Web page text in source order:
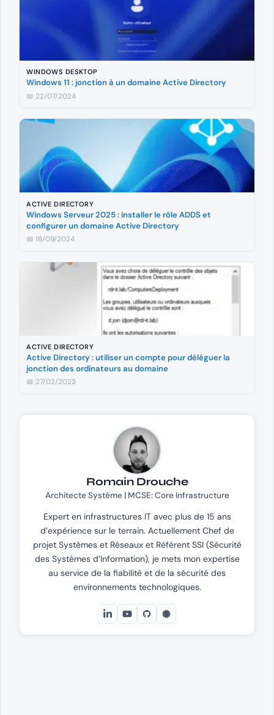
WINDOWS DESKTOP
Windows 11 : jonction à un domaine Active Directory
📅 22/07/2024
ACTIVE DIRECTORY
Windows Serveur 2025 : installer le rôle ADDS et
configurer un domaine Active Directory
📅 18/09/2024
ACTIVE DIRECTORY
Active Directory : utiliser un compte pour déléguer la
jonction des ordinateurs au domaine
📅 27/02/2023
Romain Drouche
Architecte Système | MCSE: Core Infrastructure
Expert en infrastructures IT avec plus de 15 ans
d’expérience sur le terrain. Actuellement Chef de
projet Systèmes et Réseaux et Référent SSI (Sécurité
des Systèmes d’Information), je mets mon expertise
au service de la fiabilité et de la sécurité des
environnements technologiques.